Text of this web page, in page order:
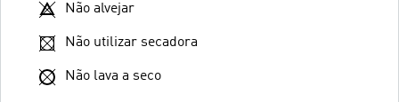
Não alvejar
Não utilizar secadora
Não lava a seco